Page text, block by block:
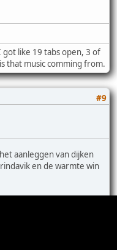
like 19 tabs open, 3 of
that music comming from.
#9
aanleggen van dijken
en de warmte win